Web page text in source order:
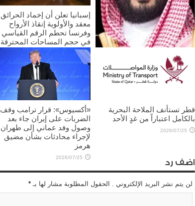
ولي العهد السعودي يؤكد
للرئيس الأميركي ضرورة تغليب
الحوار لخفض التصعيد
إسبانيا تعلن أن إخماد الحرائق
معقد والأولوية إنقاذ الأرواح
وفرنسا تحطم الرقم القياسي
في حجم المساحات المحترقة
2026/07/25
قطر تستأنف الملاحة البحرية
بالكامل اعتباراً من غدٍ الأحد
2026/07/25
«أكسيوس»: قرار ترامب وقف
الضربات على إيران جاء بعد
وصول وفد عماني إلى طهران
لإجراء محادثات بشأن مضيق
هرمز
2026/07/25 اضف رد
لن يتم نشر البريد الإلكتروني . الحقول المطلوبة مشار لها بـ *